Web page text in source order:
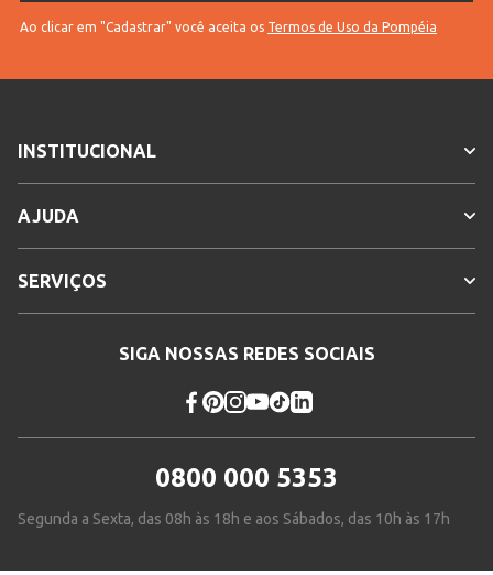
Ao clicar em "Cadastrar" você aceita os Termos de Uso da Pompéia
INSTITUCIONAL
AJUDA
SERVIÇOS
SIGA NOSSAS REDES SOCIAIS
0800 000 5353
Segunda a Sexta, das 08h às 18h e aos Sábados, das 10h às 17h